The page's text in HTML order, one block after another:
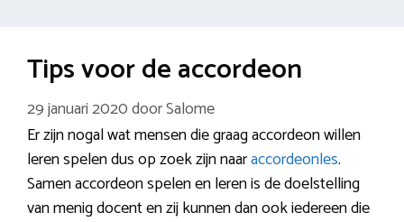
Tips voor de accordeon
29 januari 2020doorSalome
Er zijn nogal wat mensen die graag accordeon willen
leren spelen dus op zoek zijn naaraccordeonles.
Samen accordeon spelen en leren is de doelstelling
van menig docent en zij kunnen dan ook iedereen die